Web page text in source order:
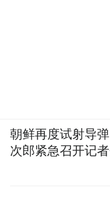
朝鲜再度试射导
次郎紧急召开记